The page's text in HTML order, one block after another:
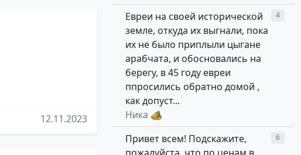
12.11.2023
Евреи на своей исторической
земле, откуда их выгнали, пока
их не было приплыли цыгане
арабчата, и обосновались на
берегу, в 45 году евреи
ппросились обратно домой ,
как допуст...
Ника 🏕
4
Привет всем! Подскажите,
6